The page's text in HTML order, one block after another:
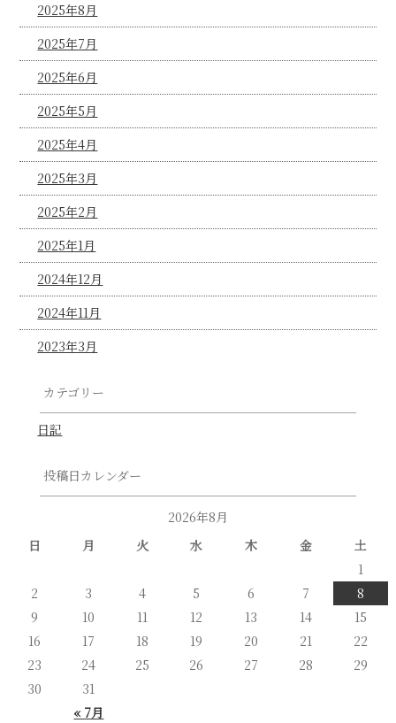
2025年8月
2025年7月
2025年6月
2025年5月
2025年4月
2025年3月
2025年2月
2025年1月
2024年12月
2024年11月
2023年3月
カテゴリー
日記
投稿日カレンダー
2026年8月
日
月 火 水 木 金 土
« 7月
1
2
3 4 5 6 7
8
9
10 11 12 13 14
15
16
17 18 19 20 21
22
23
24 25 26 27 28
29
30
31